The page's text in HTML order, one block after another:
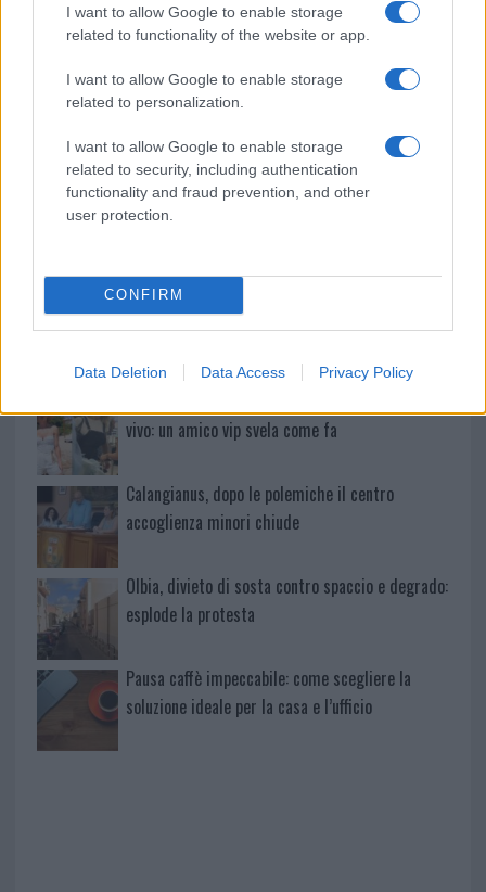
I want to allow Google to enable storage
related to functionality of the website or app.
I want to allow Google to enable storage
related to personalization.
I want to allow Google to enable storage
related to security, including authentication
functionality and fraud prevention, and other
user protection.
CONFIRM
Data Deletion Data Access Privacy Policy
o
k
p
p
vigili del fuoco a Rudalza
Ristorante distrutto dalle fiamme a La
Le previsioni meteo per il weekend a Olbia e in
Gallura
vivo: un amico vip svela come fa
Calangianus, dopo le polemiche il centro
accoglienza minori chiude
Olbia, divieto di sosta contro spaccio e degrado:
esplode la protesta
Pausa caffè impeccabile: come scegliere la
soluzione ideale per la casa e l’ufficio